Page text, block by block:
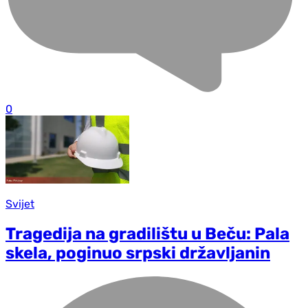
0
Svijet
Tragedija na gradilištu u Beču: Pala
skela, poginuo srpski državljanin